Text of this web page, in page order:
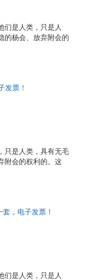
们是人类，只是人
的杨会、放弃附会的
督促，替我挡了许多
国”、“还政于民”等
发票！
只是人类，具有无毛
附会的权利的。这
年再版，一九四九
印”本，据说在那里
，电子发票！
们是人类，只是人